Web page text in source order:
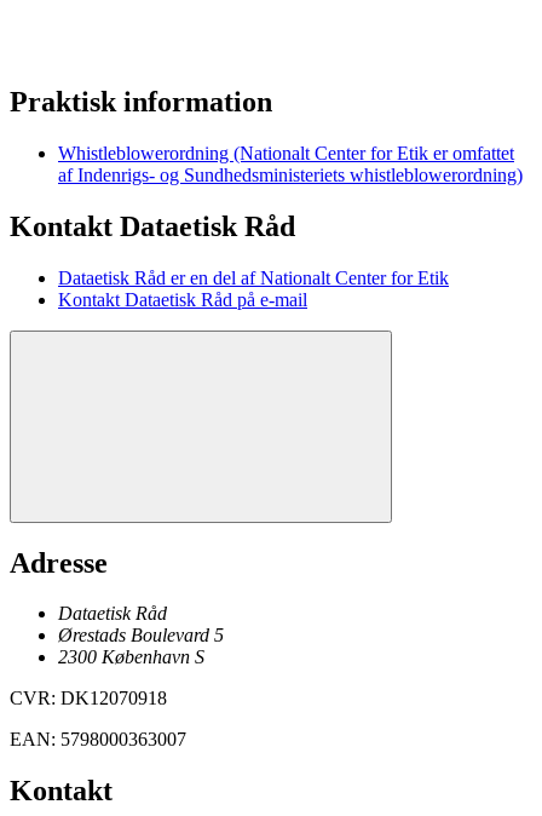
Praktisk information
Whistleblowerordning (Nationalt Center for Etik er omfattet
af Indenrigs- og Sundhedsministeriets whistleblowerordning)
Kontakt Dataetisk Råd
Dataetisk Råd er en del af Nationalt Center for Etik
Kontakt Dataetisk Råd på e-mail
Adresse
Dataetisk Råd
Ørestads Boulevard 5
2300 København S
CVR: DK12070918
EAN: 5798000363007
Kontakt